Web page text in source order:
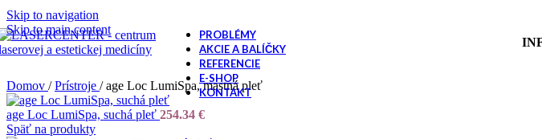
Skip to navigation
Skip to main content
PROBLÉMY
AKCIE A BALÍČKY
REFERENCIE
E-SHOP
KONTAKT
Domov / Prístroje / age Loc LumiSpa, mastná pleť
age Loc LumiSpa, suchá pleť 254.34 €
Späť na produkty